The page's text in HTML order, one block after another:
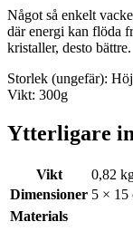
Något så enkelt
där energi kan flöda
kristaller, desto bättre.
Storlek (ungefär):
Vikt: 300g
Ytterligare
Vikt
0,82
Dimensioner 5 × 15
Materials